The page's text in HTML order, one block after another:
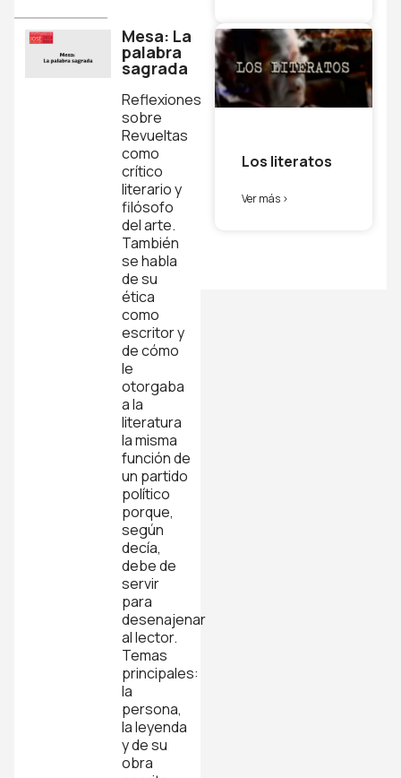
Mesa: La
palabra
sagrada
Reflexiones
sobre
Revueltas
como
crítico
literario y
filósofo
del arte.
También
se habla
de su
ética
como
escritor y
de cómo
le
otorgaba
a la
literatura
la misma
función de
un partido
político
porque,
según
decía,
debe de
servir
para
desenajenar
al lector.
Temas
principales:
la
persona,
la leyenda
y de su
obra
Los literatos
Ver más >